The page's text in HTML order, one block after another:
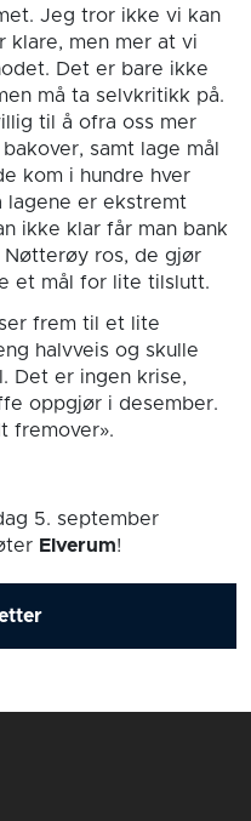
Jeg tror ikke vi kan
klare, men mer at vi
Det er bare ikke
må ta selvkritikk på.
til å ofra oss mer
samt lage mål
kom i hundre hver
lagene er ekstremt
ikke klar får man bank
Nøtterøy ros, de gjør
et mål for lite tilslutt.
frem til et lite
halvveis og skulle
Det er ingen krise,
oppgjør i desember.
fremover».
5. september
Elverum!